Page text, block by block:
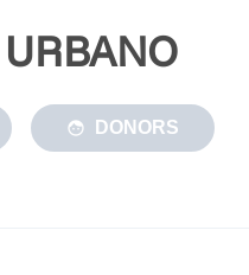
DONORS